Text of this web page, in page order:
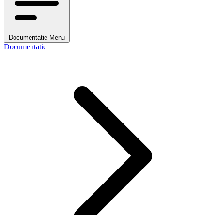
Documentatie Menu
Documentatie